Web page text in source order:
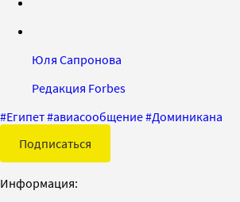
Юля Сапронова
Редакция Forbes
#Египет#авиасообщение#Доминикана
Подписаться
Информация: